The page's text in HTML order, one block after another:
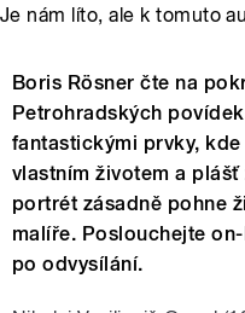
Je nám líto, ale k tomuto
Boris Rösner čte na
Petrohradských
fantastickými prvky,
vlastním životem a
portrét zásadně pohne
malíře. Poslouchejte
po odvysílání.